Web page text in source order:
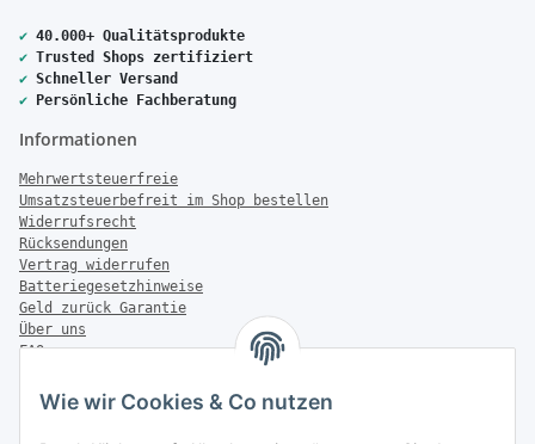
Wie wir Cookies & Co nutzen
✔ 40.000+ Qualitätsprodukte
✔ Trusted Shops zertifiziert
✔ Schneller Versand
✔ Persönliche Fachberatung
Informationen
Mehrwertsteuerfreie
Umsatzsteuerbefreit im Shop bestellen
Widerrufsrecht
Rücksendungen
Vertrag widerrufen
Batteriegesetzhinweise
Geld zurück Garantie
Über uns
FAQ
Zahlung & Versand